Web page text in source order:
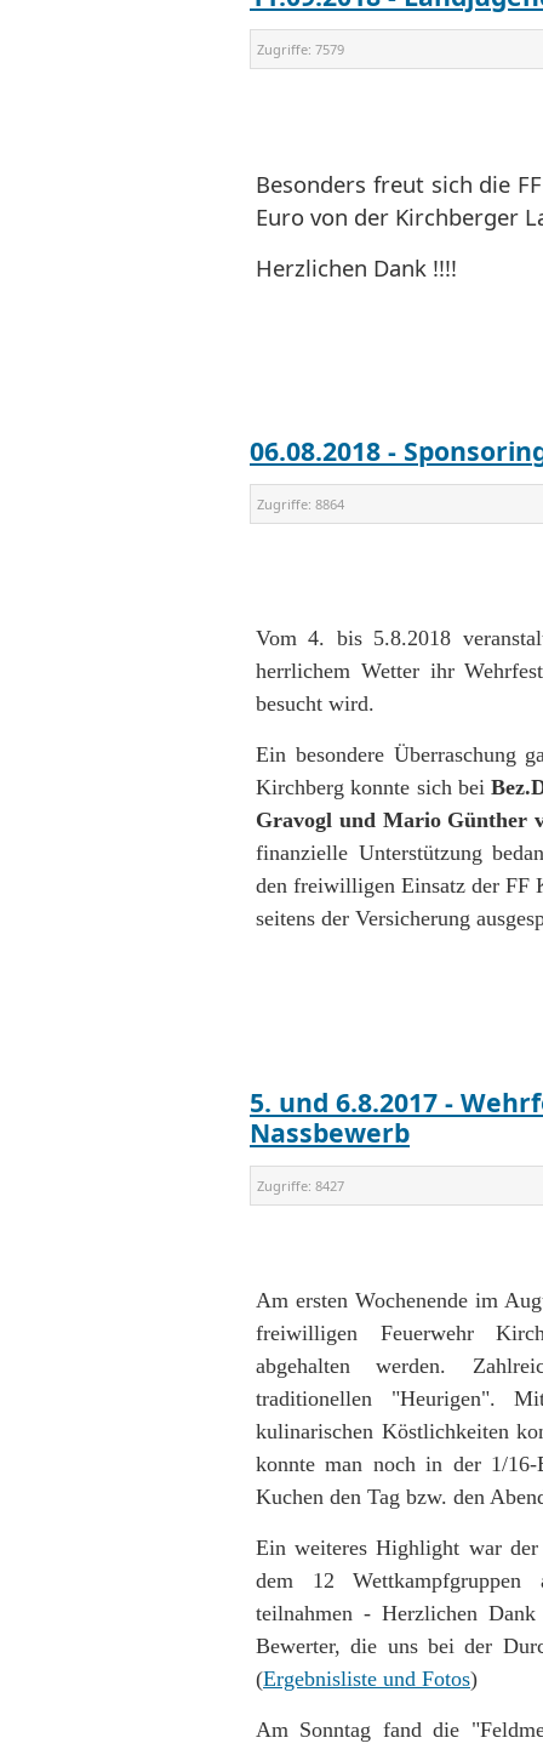
Zugriffe: 7579
Besonders freut sich die
Euro von der Kirchberger
Herzlichen Dank !!!!
06.08.2018 -
Zugriffe: 8864
Vom 4. bis 5.8.2018
herrlichem Wetter ihr
besucht wird.
Ein besondere Überraschung
Kirchberg konnte sich bei
Gravogl und Mario Günther
finanzielle Unterstützung
den freiwilligen Einsatz der FF
seitens der Versicherung
5. und 6.8.2017 -
Nassbewerb
Zugriffe: 8427
Am ersten Wochenende im
freiwilligen Feuerwehr
abgehalten werden.
traditionellen "Heurigen".
kulinarischen Köstlichkeiten
konnte man noch in der 1/
Kuchen den Tag bzw. den
Ein weiteres Highlight war der
dem 12
teilnahmen - Herzlichen
Bewerter, die uns bei der
(Ergebnisliste und Fotos)
Am Sonntag fand die